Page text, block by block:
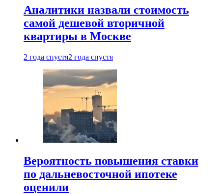
Аналитики назвали стоимость
самой дешевой вторичной
квартиры в Москве
2 года спустя2 года спустя
Вероятность повышения ставки
по дальневосточной ипотеке
оценили